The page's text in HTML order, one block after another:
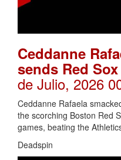
Ceddanne
sends Red
de Julio, 2026
Ceddanne Rafaela
the scorching Boston Red
games, beating the
Deadspin